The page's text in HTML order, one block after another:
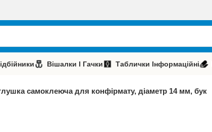
Вішалки І Гачки Таблички Інформаційні
самоклеюча для конфірмату, діаметр 14 мм, бук